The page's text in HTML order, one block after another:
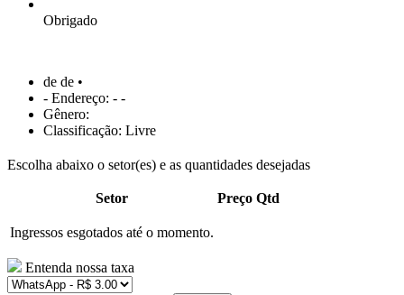
Obrigado
de de •
- Endereço: - -
Gênero:
Classificação: Livre
Escolha abaixo o setor(es) e as quantidades desejadas
Setor Preço Qtd
Ingressos esgotados até o momento.
Entenda nossa taxa